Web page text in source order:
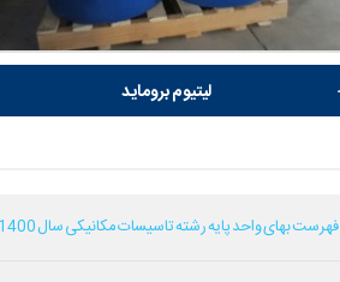
لیتیوم بروماید
فهرست بهای واحد پایه رشته تاسیسات مکانیکی سال 1400...